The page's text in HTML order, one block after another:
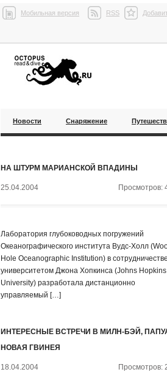
Мобильная версия RSS
Новости Снаряжение
НА ШТУРМ МАРИАНСКОЙ ВПАДИНЫ
25.04.2004 Просмотров:
Лаборатория глубоководных погружений
Океанографического института Вудс-Холл
Hole Oceanographic Institution) в
университетом Джона Хопкинса (Johns Hopkins
University) разработала дистанционно
управляемый […]
ИНТЕРЕСНЫЕ ВСТРЕЧИ В МИЛН-БЭЙ,
НОВАЯ ГВИНЕЯ
18.04.2004 Просмотров: